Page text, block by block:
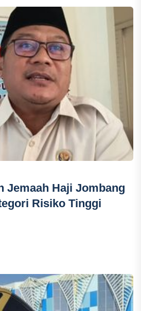
Jemaah Haji Jombang
Risiko Tinggi